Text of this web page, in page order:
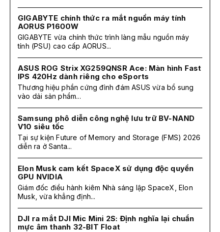
GIGABYTE chính thức ra mắt nguồn máy tính
AORUS P1600W
GIGABYTE vừa chính thức trình làng mẫu nguồn máy
tính (PSU) cao cấp AORUS...
ASUS ROG Strix XG259QNSR Ace: Màn hình Fast
IPS 420Hz dành riêng cho eSports
Thương hiệu phần cứng đình đám ASUS vừa bổ sung
vào dải sản phẩm...
Samsung phô diễn công nghệ lưu trữ BV-NAND
V10 siêu tốc
Tại sự kiện Future of Memory and Storage (FMS) 2026
diễn ra ở Santa...
Elon Musk cam kết SpaceX sử dụng độc quyền
GPU NVIDIA
Giám đốc điều hành kiêm Nhà sáng lập SpaceX, Elon
Musk, vừa khẳng định...
DJI ra mắt DJI Mic Mini 2S: Định nghĩa lại chuẩn
mực âm thanh 32-BIT Float